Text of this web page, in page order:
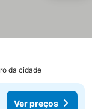
da cidade
Ver preços